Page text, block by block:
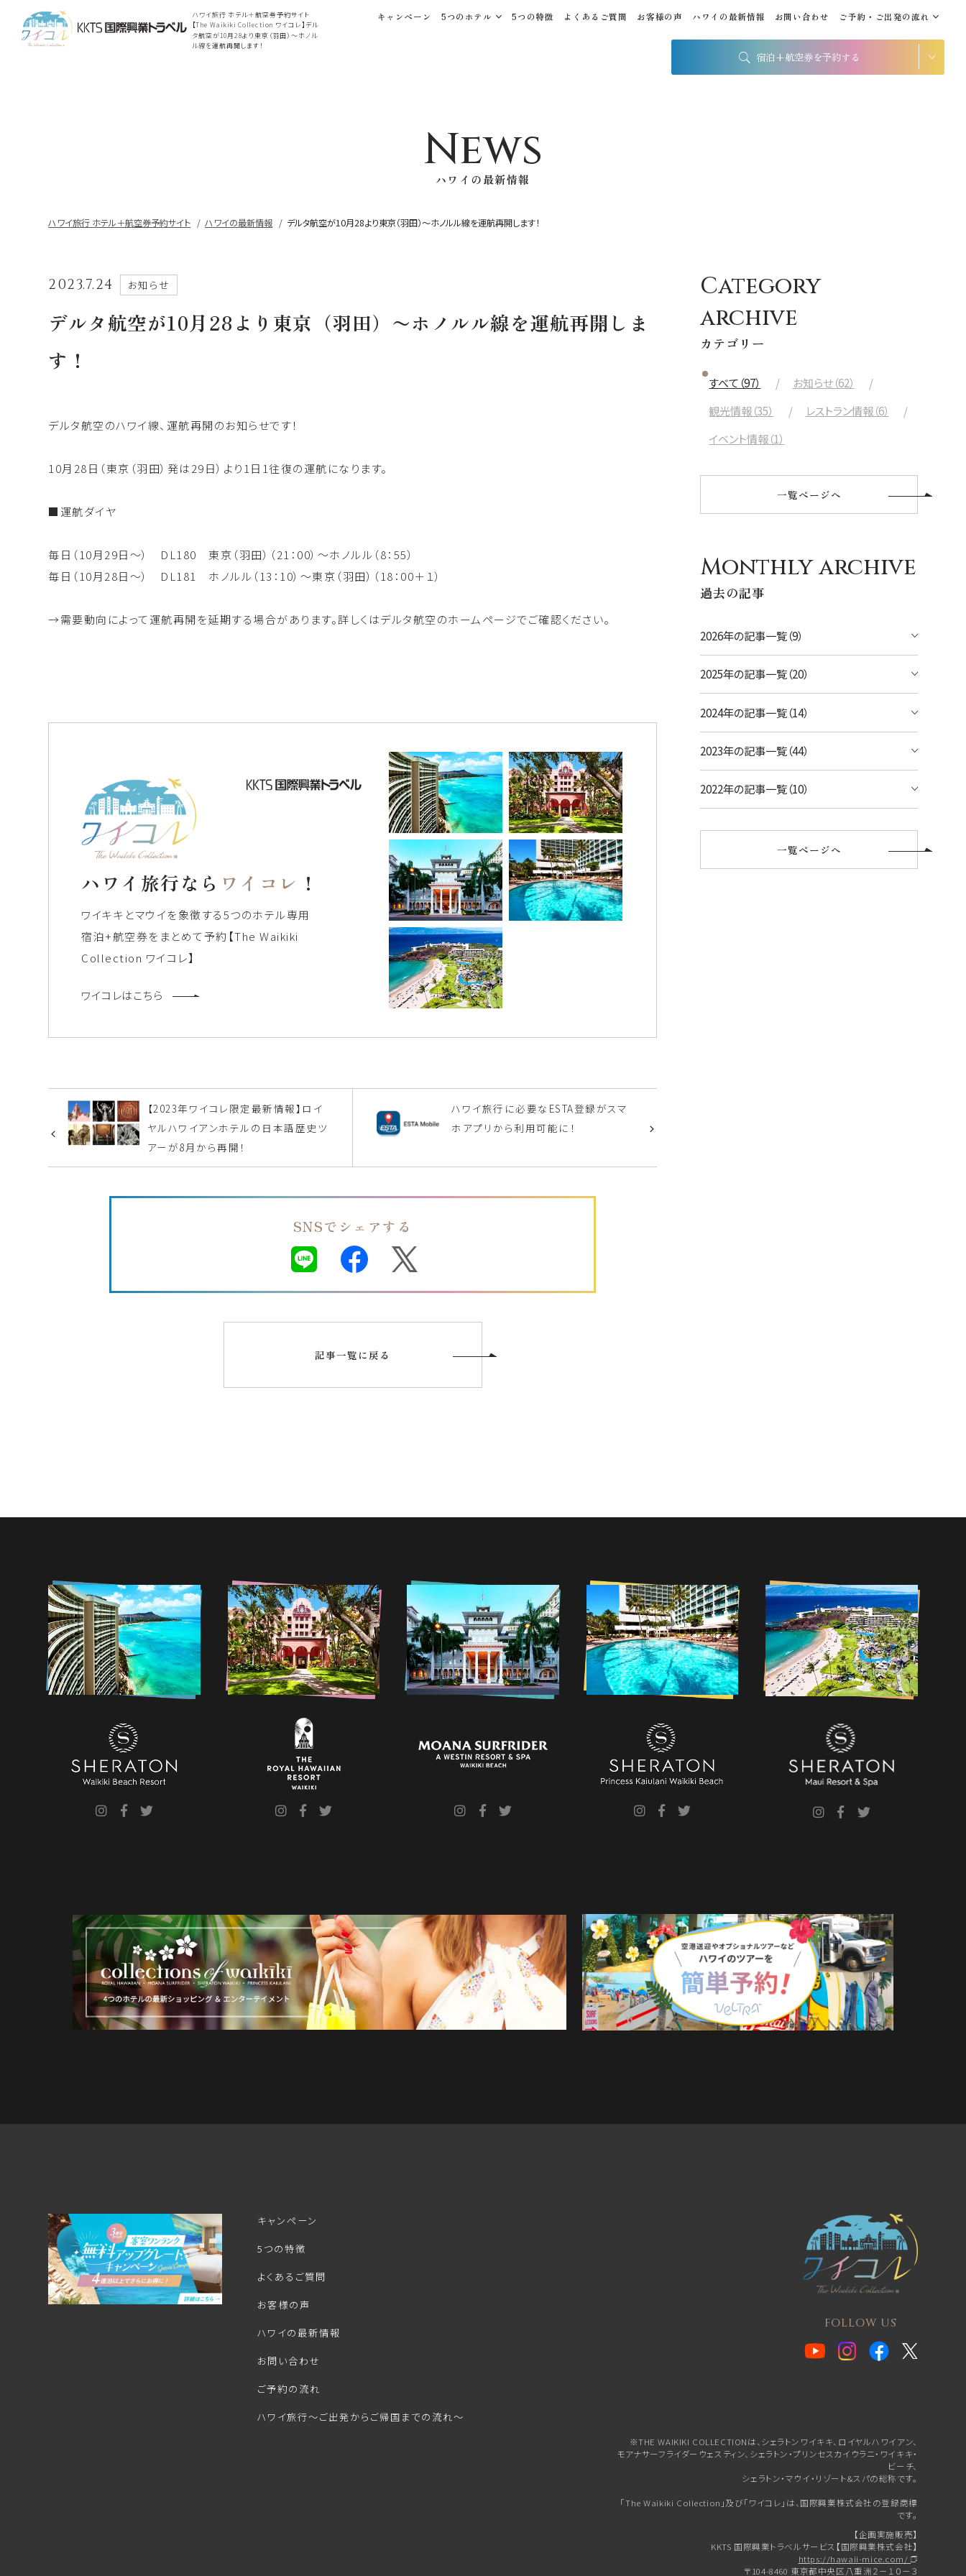
ハワイ旅行 ホテル＋航空券予約サイト
【The Waikiki Collection ワイコレ】デル
タ航空が10月28より東京（羽田）〜ホノル
ル線を運航再開します！
キャンペーン 5つのホテル 5つの特徴 よくあるご質問 お客様の声 ハワイの最新情報 お問い合わせ ご予約・ご出発の流れ
宿泊+航空券を予約する
航空会社
出発日
2026年9月01日(火)
大人
宿泊予約のみのお客様
シェラトン・ワイキキ・ビーチリゾート
ロイヤルハワイアン ラグジュアリーコレクシ
ョンリゾート
モアナサーフライダー ウェスティンリゾート
シェラトン プリンセス・カイウラニ
シェラトン・マウイ・リゾート&スパ
ご予約内容の確認・キャンセル
News
ハワイの最新情報
ハワイ旅行 ホテル＋航空券予約サイト ハワイの最新情報 デルタ航空が10月28より東京（羽田）〜ホノルル線を運航再開します！
2023.7.24 お知らせ
デルタ航空が10月28より東京（羽田）〜ホノルル線を運航再開しま
す！
デルタ航空のハワイ線、運航再開のお知らせです！
10月28日（東京（羽田）発は29日）より1日1往復の運航になります。
■運航ダイヤ
毎日（10月29日〜） DL180 東京（羽田）（21：00）〜ホノルル（8：55）
毎日（10月28日〜） DL181 ホノルル（13：10）〜東京（羽田）（18：00＋１）
→需要動向によって運航再開を延期する場合があります。詳しくはデルタ航空のホームページでご確認ください。
ハワイ旅行なら ワイコレ ！
ワイキキとマウイを象徴する5つのホテル専用
宿泊+航空券をまとめて予約 【The Waikiki
Collection ワイコレ】
ワイコレはこちら
【2023年ワイコレ限定最新情報】ロイ
ヤルハワイアンホテルの日本語歴史ツ
アーが8月から再開！
ハワイ旅行に必要なESTA登録がスマ
ホアプリから利用可能に！
SNSでシェアする
記事一覧に戻る
Category
archive
カテゴリー
すべて（97）
お知らせ（62）
観光情報（35）
レストラン情報（6）
イベント情報（1）
一覧ページへ
Monthly archive
過去の記事
2026年の記事一覧（9）
2025年の記事一覧（20）
2024年の記事一覧（14）
2023年の記事一覧（44）
2022年の記事一覧（10）
一覧ページへ
キャンペーン
5つの特徴
よくあるご質問
お客様の声
ハワイの最新情報
お問い合わせ
ご予約の流れ
ハワイ旅行～ご出発からご帰国までの流れ～
FOLLOW US
※THE WAIKIKI COLLECTIONは、シェラトンワイキキ、 ロイヤルハワイアン、
モアナサーフライダーウェスティン、シェラトン・プリンセスカイウラニ・ワイキキ・
ビーチ、
シェラトン・マウイ・リゾート&スパの総称です。
「The Waikiki Collection」及び「ワイコレ」は、国際興業株式会社の登録商標
です。
【企画実施販売】
KKTS 国際興業トラベルサービス【国際興業株式会社】
https://hawaii-mice.com/
〒104-8460 東京都中央区八重洲２－１０－３